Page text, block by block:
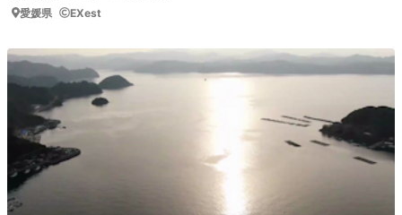
愛媛県 EXest